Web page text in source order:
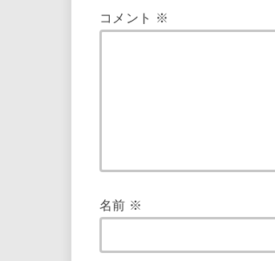
コメント ※
名前 ※